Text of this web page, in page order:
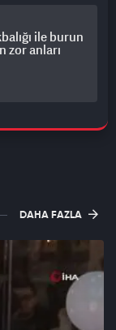
ile burun
zor anları
DAHA FAZLA